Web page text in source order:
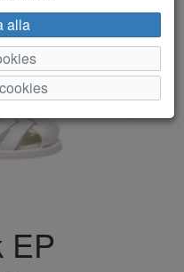
EP
alla